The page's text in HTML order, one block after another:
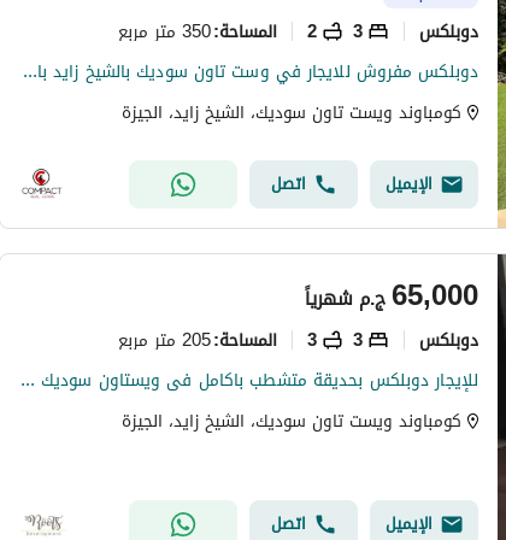
دوبلكس 3
2 المساحة:350 متر مربع
دوبلكس مفروش للايجار في وست تاون سوديك بالشيخ زايد بالمطبخ و التكيفات و لوكيشن ممتاز و فيو رائعFurnished duplex for rent in Westown Sodic, Sheikh Zaye
كومباوند ويست تاون سوديك، الشيخ زايد، الجيزة
الإيميل اتصل
ج.م65,000 شهرياً
دوبلكس 3
3 المساحة:205 متر مربع
للإيجار دوبلكس بحديقة متشطب باكامل فى ويستاون سوديك الشيخ زايد For Rent Fully Finished Duplex with garden at Westown Sodic Al Sheikh Zayed
كومباوند ويست تاون سوديك، الشيخ زايد، الجيزة
الإيميل اتصل